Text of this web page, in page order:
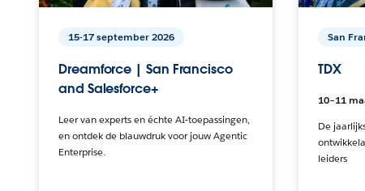
15-17 september 2026
Dreamforce | San Francisco
and Salesforce+
Leer van experts en échte AI-toepassingen,
en ontdek de blauwdruk voor jouw Agentic
Enterprise.
San
TDX
10–11
De
leiders